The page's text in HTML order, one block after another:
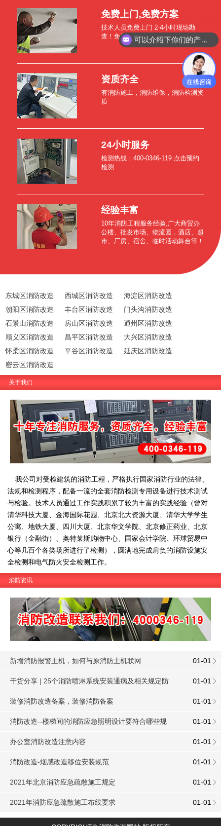
免费上门,免费方案
技术人员免费上门 2-4小时现场勘
查！免费定制一对一解决方案！
资质齐全
有消防施工，消防维保，消防检测资
质
24小时服务
检测热线：400-0346-119 点击预约
检测
经验丰富
10年消防工程服务经验,广大商贸办
公楼、批发市场、物流园，酒店、超
市、厂房、宿舍、临时活动舞台等！
东城区消防改造 西城区消防改造
海淀区消防改造
朝阳区消防改造
丰台区消防改造
门头沟消防改造
石景山消防改造
房山区消防改造
通州区消防改造
顺义区消防改造
昌平区消防改造
大兴区消防改造
怀柔区消防改造
平谷区消防改造
延庆区消防改造
密云区消防改造
关于我们
我公司对受检建筑的消防工程，严格执行国家消防行业的法律、
法规和检测程序，配备一流的全套消防检测专用设备进行技术测试
与检验。技术人员通过工作实践积累了较为丰富的实践经验（曾对
清华科技大厦、金海国际花园、北京北大资源大厦、清华大学学生
公寓、地铁大厦、四川大厦、北京华文学院、北京修正药业、北京
银行（金融街）、奥特莱斯购物中心、国家会计学院、环球贸易中
心等几百个各类场所进行了检测），圆满地完成肩负的消防设施安
全检测和电气防火安全检测工作。
消防资讯
01-01
新增消防报警主机，如何与原消防主机联网
01-01
干货分享 | 25个消防喷淋系统安装通病及相关规定防
治措施 01-01
装修消防改造备案，装修消防备案
01-01
消防改造--楼梯间的消防应急照明设计要符合哪些规
定？ 01-01
办公室消防改造注意内容
01-01
消防改造-烟感改造移位安装规范
01-01
2021年北京消防应急疏散施工规定
01-01
2021年消防应急疏散施工布线要求
可以介绍下你们的产品么？